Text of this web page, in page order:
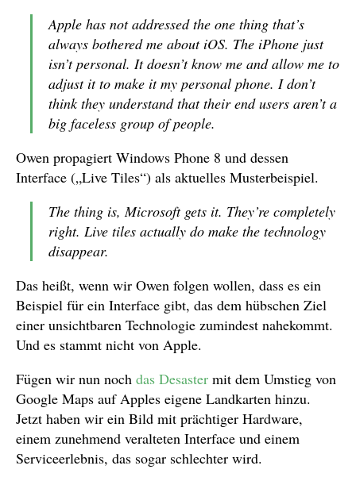
Apple has not addressed the one thing that’s
always bothered me about iOS. The iPhone just
isn’t personal. It doesn’t know me and allow me to
adjust it to make it my personal phone. I don’t
think they understand that their end users aren’t a
big faceless group of people.
Owen propagiert Windows Phone 8 und dessen
Interface („Live Tiles“) als aktuelles Musterbeispiel.
The thing is, Microsoft gets it. They’re completely
right. Live tiles actually do make the technology
disappear.
Das heißt, wenn wir Owen folgen wollen, dass es ein
Beispiel für ein Interface gibt, das dem hübschen Ziel
einer unsichtbaren Technologie zumindest nahekommt.
Und es stammt nicht von Apple.
Fügen wir nun noch das Desaster mit dem Umstieg von
Google Maps auf Apples eigene Landkarten hinzu.
Jetzt haben wir ein Bild mit prächtiger Hardware,
einem zunehmend veralteten Interface und einem
Serviceerlebnis, das sogar schlechter wird.